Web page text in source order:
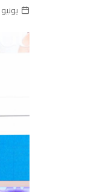
يونيو 5, 2023